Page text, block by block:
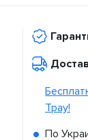
Tpay!
По